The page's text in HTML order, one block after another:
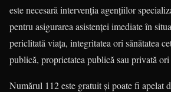
este necesară intervenţia agenţiilor
pentru asigurarea asistenţei imediate în
periclitată viaţa, integritatea ori sănătatea
publică, proprietatea publică sau privată
Numărul 112 este gratuit şi poate fi apelat